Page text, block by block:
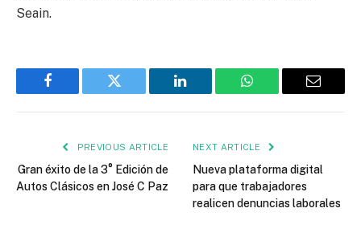
Seain.
Facebook Twitter LinkedIn WhatsApp Email
PREVIOUS ARTICLE
Gran éxito de la 3° Edición de
Autos Clásicos en José C Paz
NEXT ARTICLE
Nueva plataforma digital
para que trabajadores
realicen denuncias laborales